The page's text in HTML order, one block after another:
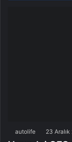
autolife 23